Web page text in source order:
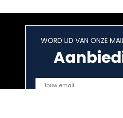
WORD LID VAN ONZE